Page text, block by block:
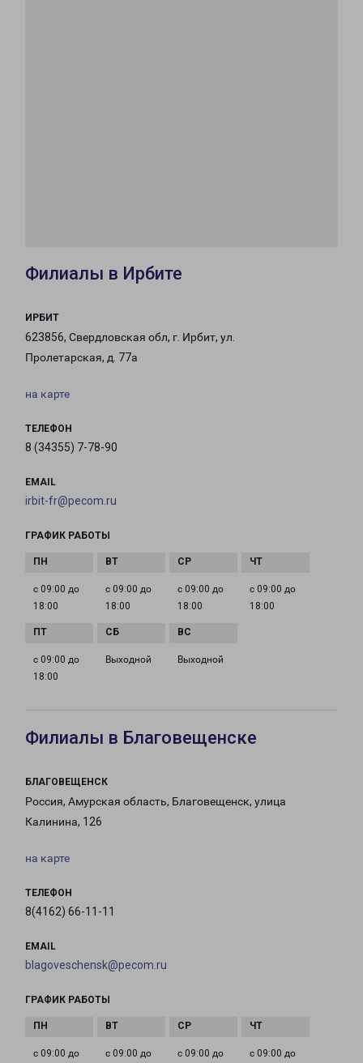
Филиалы в Ирбите
ИРБИТ
623856, Свердловская обл, г. Ирбит, ул.
Пролетарская, д. 77а
на карте
ТЕЛЕФОН
8 (34355) 7-78-90
EMAIL
irbit-fr@pecom.ru
ГРАФИК РАБОТЫ
с 09:00 до
18:00
с 09:00 до
18:00
с 09:00 до
18:00
с 09:00 до
18:00
с 09:00 до
18:00
Выходной Выходной
Филиалы в Благовещенске
БЛАГОВЕЩЕНСК
Россия, Амурская область, Благовещенск, улица
Калинина, 126
на карте
ТЕЛЕФОН
8(4162) 66-11-11
EMAIL
blagoveschensk@pecom.ru
ГРАФИК РАБОТЫ
с 09:00 до с 09:00 до с 09:00 до с 09:00 до